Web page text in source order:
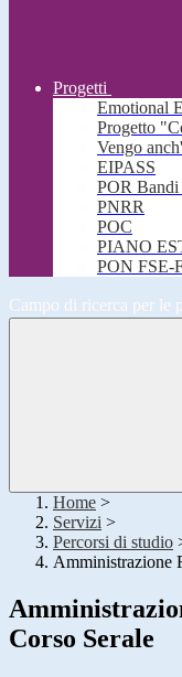
Progetti
Emotional
Progetto
Vengo
EIPASS
POR
PNRR
POC
PIANO
PON FSE-
Campo di ricerca per le
Home >
Servizi >
Percorsi di studio
Amministrazione
Corso Serale